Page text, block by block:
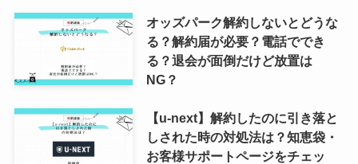
オッズパーク解約しないとどうな
る？解約届が必要？電話ででき
る？退会が面倒だけど放置は
NG？
【u-next】解約したのに引き落と
しされた時の対処法は？知恵袋・
お客様サポートページをチェッ